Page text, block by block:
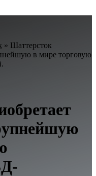
» Шаттерсток
в мире торговую